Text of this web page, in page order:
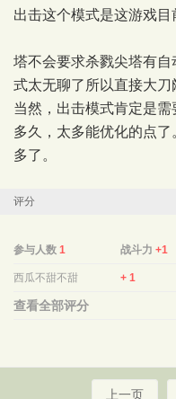
出击这个模式是这游戏
塔不会要求杀戮尖塔有自
式太无聊了所以直接大刀
当然，出击模式肯定是
多久，太多能优化的点
多了。
评分
参与人数 1 战斗力+1
西瓜不甜不甜 + 1
查看全部评分
上一页